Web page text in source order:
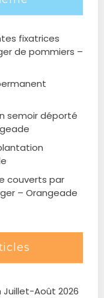
fixatrices
de pommiers –
semoir déporté
couverts par
– Orangeade
Juillet-Août 2026